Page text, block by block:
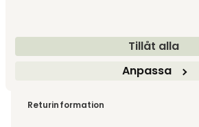
Tillåt alla
Anpassa
Välj utförande via 'Gör dina val' för
Returinformation